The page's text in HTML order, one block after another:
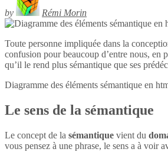
by Rémi Morin
Toute personne impliquée dans la
confusion pour beaucoup d’entre nous, en
qu’il le rend plus sémantique que ses
Diagramme des éléments sémantique en
Le sens de la sémantique
Le concept de la sémantique vient du
vous pensez à une phrase, le sens a à voir